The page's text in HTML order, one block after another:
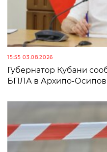
15:55 03.08.2026
Губернатор Кубани
БПЛА в Архипо-